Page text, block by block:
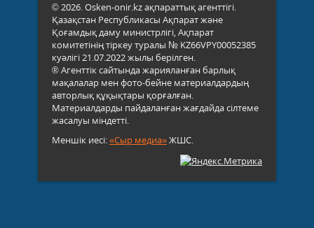
© 2026. Osken-onir.kz ақпараттық агенттігі.
Қазақстан Республикасы Ақпарат және
Қоғамдық даму министрлігі, Ақпарат
комитетінің тіркеу туралы № KZ66VPY00052385
куәлігі 21.07.2022 жылы берілген.
® Агенттік сайтында жарияланған барлық
мақалалар мен фото-бейне материалдардың
авторлық құқықтары қорғалған.
Материалдарды пайдаланған жағдайда сілтеме
жасалуы міндетті.
Меншік иесі:«Сыр медиа»ЖШС.